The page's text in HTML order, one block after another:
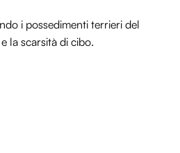
i possedimenti terrieri del
la scarsità di cibo.